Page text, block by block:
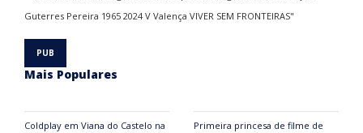
Mais Populares
Coldplay em Viana do Castelo na
Primeira princesa de filme de